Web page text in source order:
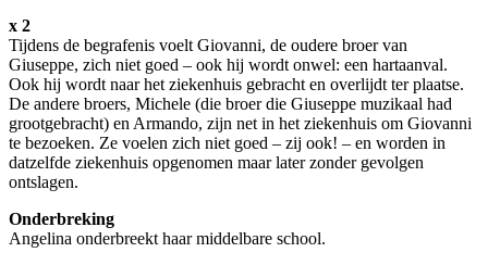
x 2
Tijdens de begrafenis voelt Giovanni, de oudere broer van
Giuseppe, zich niet goed – ook hij wordt onwel: een hartaanval.
Ook hij wordt naar het ziekenhuis gebracht en overlijdt ter plaatse.
De andere broers, Michele (die broer die Giuseppe muzikaal had
grootgebracht) en Armando, zijn net in het ziekenhuis om Giovanni
te bezoeken. Ze voelen zich niet goed – zij ook! – en worden in
datzelfde ziekenhuis opgenomen maar later zonder gevolgen
ontslagen.
Onderbreking
Angelina onderbreekt haar middelbare school.